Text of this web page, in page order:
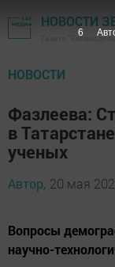
НОВОСТИ
Газета
НОВОСТИ
Фазлеева:
в
ученых
Автор, 20 мая
Вопросы
научно-
5